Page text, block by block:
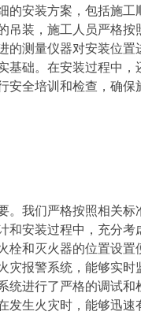
的安装方案，包括施
吊装，施工人员严格
的测量仪器对安装位
基础。在安装过程中
全培训和检查，确保
。我们严格按照相关
和安装过程中，充分
栓和灭火器的位置设
灾报警系统，能够实
统进行了严格的调试
生火灾时，能够迅速